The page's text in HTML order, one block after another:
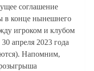
соглашение
в конце нынешнего
игроком и клубом
апреля 2023 года
Напомним,